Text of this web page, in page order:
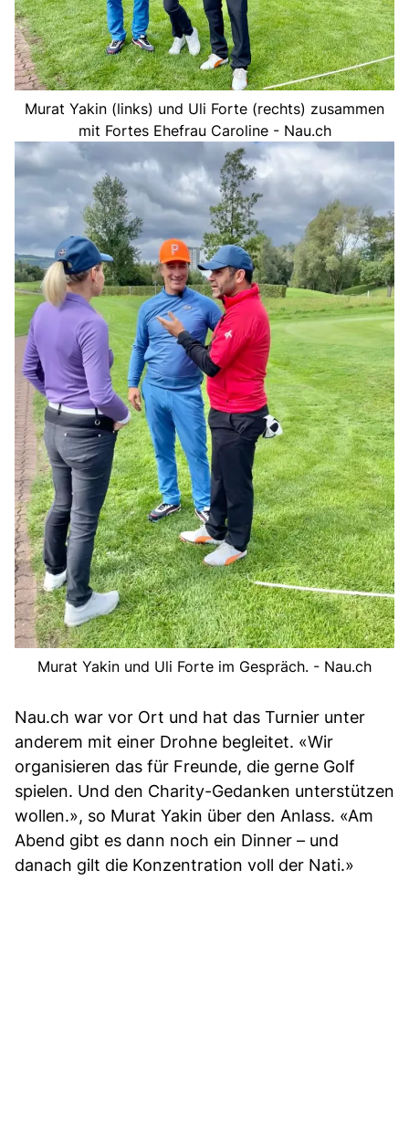
Murat Yakin (links) und Uli Forte (rechts) zusammen
mit Fortes Ehefrau Caroline - Nau.ch
Murat Yakin und Uli Forte im Gespräch. - Nau.ch
Nau.ch war vor Ort und hat das Turnier unter
anderem mit einer Drohne begleitet. «Wir
organisieren das für Freunde, die gerne Golf
spielen. Und den Charity-Gedanken unterstützen
wollen.», so Murat Yakin über den Anlass. «Am
Abend gibt es dann noch ein Dinner – und
danach gilt die Konzentration voll der Nati.»